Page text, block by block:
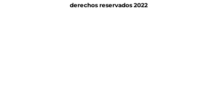
derechos reservados 2022